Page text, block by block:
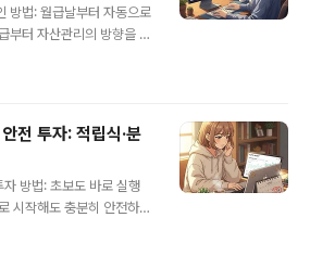
연금저축·원천징수·분리
개념금리(Interest Rate):
지고, 주식·채..
방법: 월급날부터 자동으로
부터 자산관리의 방향을 제
급이 들어오는 순간, 고정
지 않아도 돈이 알아서 일
해야 할 3가지통장 분리:
구조로 나눠 자동이체를
년생 구간에서는 총수입의
고, 소비는 나머지에서 자
평균단가를 낮춥니다.■
전 투자: 적립식·분
방법: 초보도 바로 실행
시작해도 충분히 안전하게
잡한 상품보다 구조가 단